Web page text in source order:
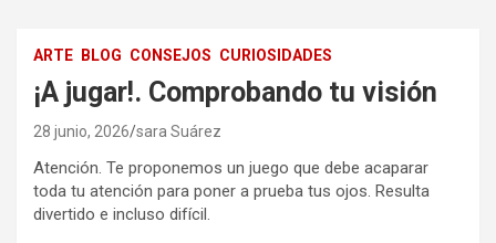
ARTE BLOG CONSEJOS CURIOSIDADES
¡A jugar!. Comprobando tu visión
28 junio, 2026 sara Suárez
Atención. Te proponemos un juego que debe acaparar
toda tu atención para poner a prueba tus ojos. Resulta
divertido e incluso difícil.